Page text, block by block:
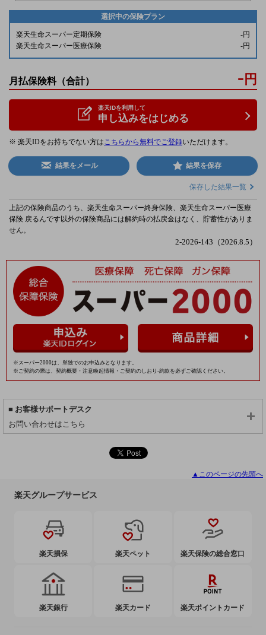
選択中の保険プラン
楽天生命スーパー定期保険 -円
楽天生命スーパー医療保険
-円
月払保険料（合計） - 円
楽天IDを利用して
申し込みをはじめる
※ 楽天IDをお持ちでない方はこちらから無料でご登録いただけます。
結果をメール 結果を保存
保存した結果一覧
上記の保険商品のうち、楽天生命スーパー終身保険、楽天生命スーパー医療
保険 戻るんです以外の保険商品には解約時の払戻金はなく、貯蓄性がありま
せん。
2-2026-143（2026.8.5）
※スーパー2000は、単独でのお申込みとなります。
※ご契約の際は、契約概要・注意喚起情報・ご契約のしおり-約款を必ずご確認ください。
お客様サポートデスク
お問い合わせはこちら
▲このページの先頭へ
楽天グループサービス
楽天損保 楽天ペット 楽天保険の総合窓口
楽天銀行 楽天カード 楽天ポイントカード